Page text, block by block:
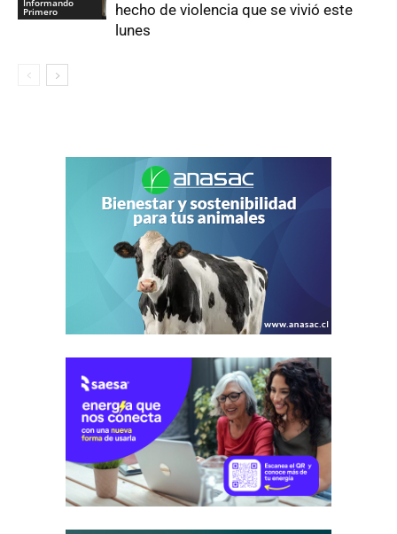
Informando
Primero
hecho de violencia que se vivió este
lunes